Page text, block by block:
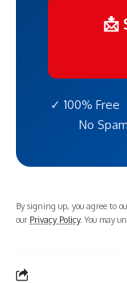
📩
✓ 100%
No
By signing up, you agree to
our Privacy Policy. You may